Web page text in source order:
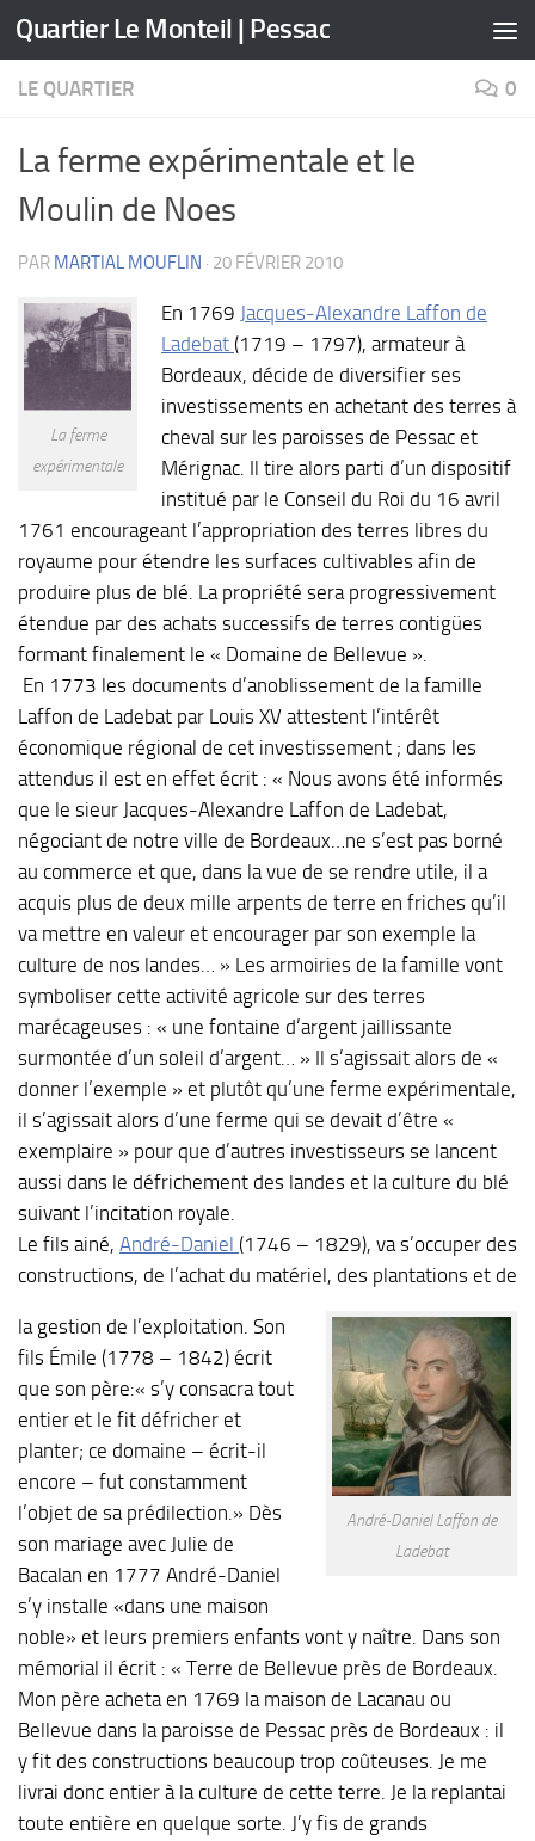
Skip to content
Quartier Le Monteil | Pessac
LE QUARTIER 0
La ferme expérimentale et le
Moulin de Noes
PAR MARTIAL MOUFLIN · 20 FÉVRIER 2010
La ferme
expérimentale
En 1769 Jacques-Alexandre Laffon de
Ladebat (1719 – 1797), armateur à
Bordeaux, décide de diversifier ses
investissements en achetant des terres à
cheval sur les paroisses de Pessac et
Mérignac. Il tire alors parti d’un dispositif
institué par le Conseil du Roi du 16 avril
1761 encourageant l’appropriation des terres libres du
royaume pour étendre les surfaces cultivables afin de
produire plus de blé. La propriété sera progressivement
étendue par des achats successifs de terres contigües
formant finalement le « Domaine de Bellevue ».
En 1773 les documents d’anoblissement de la famille
Laffon de Ladebat par Louis XV attestent l’intérêt
économique régional de cet investissement ; dans les
attendus il est en effet écrit : « Nous avons été informés
que le sieur Jacques-Alexandre Laffon de Ladebat,
négociant de notre ville de Bordeaux…ne s’est pas borné
au commerce et que, dans la vue de se rendre utile, il a
acquis plus de deux mille arpents de terre en friches qu’il
va mettre en valeur et encourager par son exemple la
culture de nos landes… » Les armoiries de la famille vont
symboliser cette activité agricole sur des terres
marécageuses : « une fontaine d’argent jaillissante
surmontée d’un soleil d’argent… » Il s’agissait alors de «
donner l’exemple » et plutôt qu’une ferme expérimentale,
il s’agissait alors d’une ferme qui se devait d’être «
exemplaire » pour que d’autres investisseurs se lancent
aussi dans le défrichement des landes et la culture du blé
suivant l’incitation royale.
Le fils ainé, André-Daniel (1746 – 1829), va s’occuper des
constructions, de l’achat du matériel, des plantations et de
André-Daniel Laffon de
Ladebat
la gestion de l’exploitation. Son
fils Émile (1778 – 1842) écrit
que son père:« s’y consacra tout
entier et le fit défricher et
planter; ce domaine – écrit-il
encore – fut constamment
l’objet de sa prédilection.» Dès
son mariage avec Julie de
Bacalan en 1777 André-Daniel
s’y installe «dans une maison
noble» et leurs premiers enfants vont y naître. Dans son
mémorial il écrit : « Terre de Bellevue près de Bordeaux.
Mon père acheta en 1769 la maison de Lacanau ou
Bellevue dans la paroisse de Pessac près de Bordeaux : il
y fit des constructions beaucoup trop coûteuses. Je me
livrai donc entier à la culture de cette terre. Je la replantai
toute entière en quelque sorte. J’y fis de grands